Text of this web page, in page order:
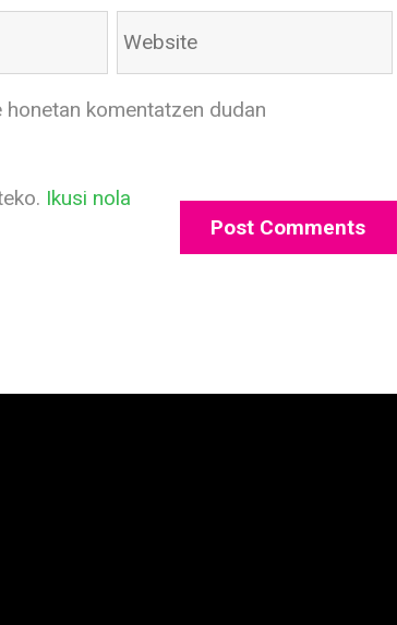
komentatzen dudan
Ikusi nola